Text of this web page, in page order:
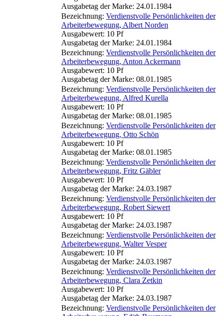
Ausgabetag der Marke: 24.01.1984
Bezeichnung: Verdienstvolle Persönlichkeiten der
Arbeiterbewegung, Albert Norden
Ausgabewert: 10 Pf
Ausgabetag der Marke: 24.01.1984
Bezeichnung: Verdienstvolle Persönlichkeiten der
Arbeiterbewegung, Anton Ackermann
Ausgabewert: 10 Pf
Ausgabetag der Marke: 08.01.1985
Bezeichnung: Verdienstvolle Persönlichkeiten der
Arbeiterbewegung, Alfred Kurella
Ausgabewert: 10 Pf
Ausgabetag der Marke: 08.01.1985
Bezeichnung: Verdienstvolle Persönlichkeiten der
Arbeiterbewegung, Otto Schön
Ausgabewert: 10 Pf
Ausgabetag der Marke: 08.01.1985
Bezeichnung: Verdienstvolle Persönlichkeiten der
Arbeiterbewegung, Fritz Gäbler
Ausgabewert: 10 Pf
Ausgabetag der Marke: 24.03.1987
Bezeichnung: Verdienstvolle Persönlichkeiten der
Arbeiterbewegung, Robert Siewert
Ausgabewert: 10 Pf
Ausgabetag der Marke: 24.03.1987
Bezeichnung: Verdienstvolle Persönlichkeiten der
Arbeiterbewegung, Walter Vesper
Ausgabewert: 10 Pf
Ausgabetag der Marke: 24.03.1987
Bezeichnung: Verdienstvolle Persönlichkeiten der
Arbeiterbewegung, Clara Zetkin
Ausgabewert: 10 Pf
Ausgabetag der Marke: 24.03.1987
Bezeichnung: Verdienstvolle Persönlichkeiten der